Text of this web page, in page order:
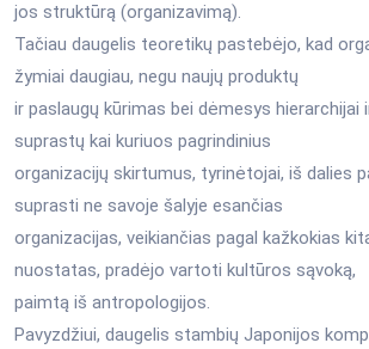
jos struktūrą (organizavimą).
Tačiau daugelis teoretikų pastebėjo, kad
žymiai daugiau, negu naujų produktų
ir paslaugų kūrimas bei dėmesys hierarchijai
suprastų kai kuriuos pagrindinius
organizacijų skirtumus, tyrinėtojai, iš dalies
suprasti ne savoje šalyje esančias
organizacijas, veikiančias pagal kažkokias
nuostatas, pradėjo vartoti kultūros sąvoką,
paimtą iš antropologijos.
Pavyzdžiui, daugelis stambių Japonijos